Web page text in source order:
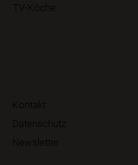
TV-Köche
Kontakt
Datenschutz
Newsletter